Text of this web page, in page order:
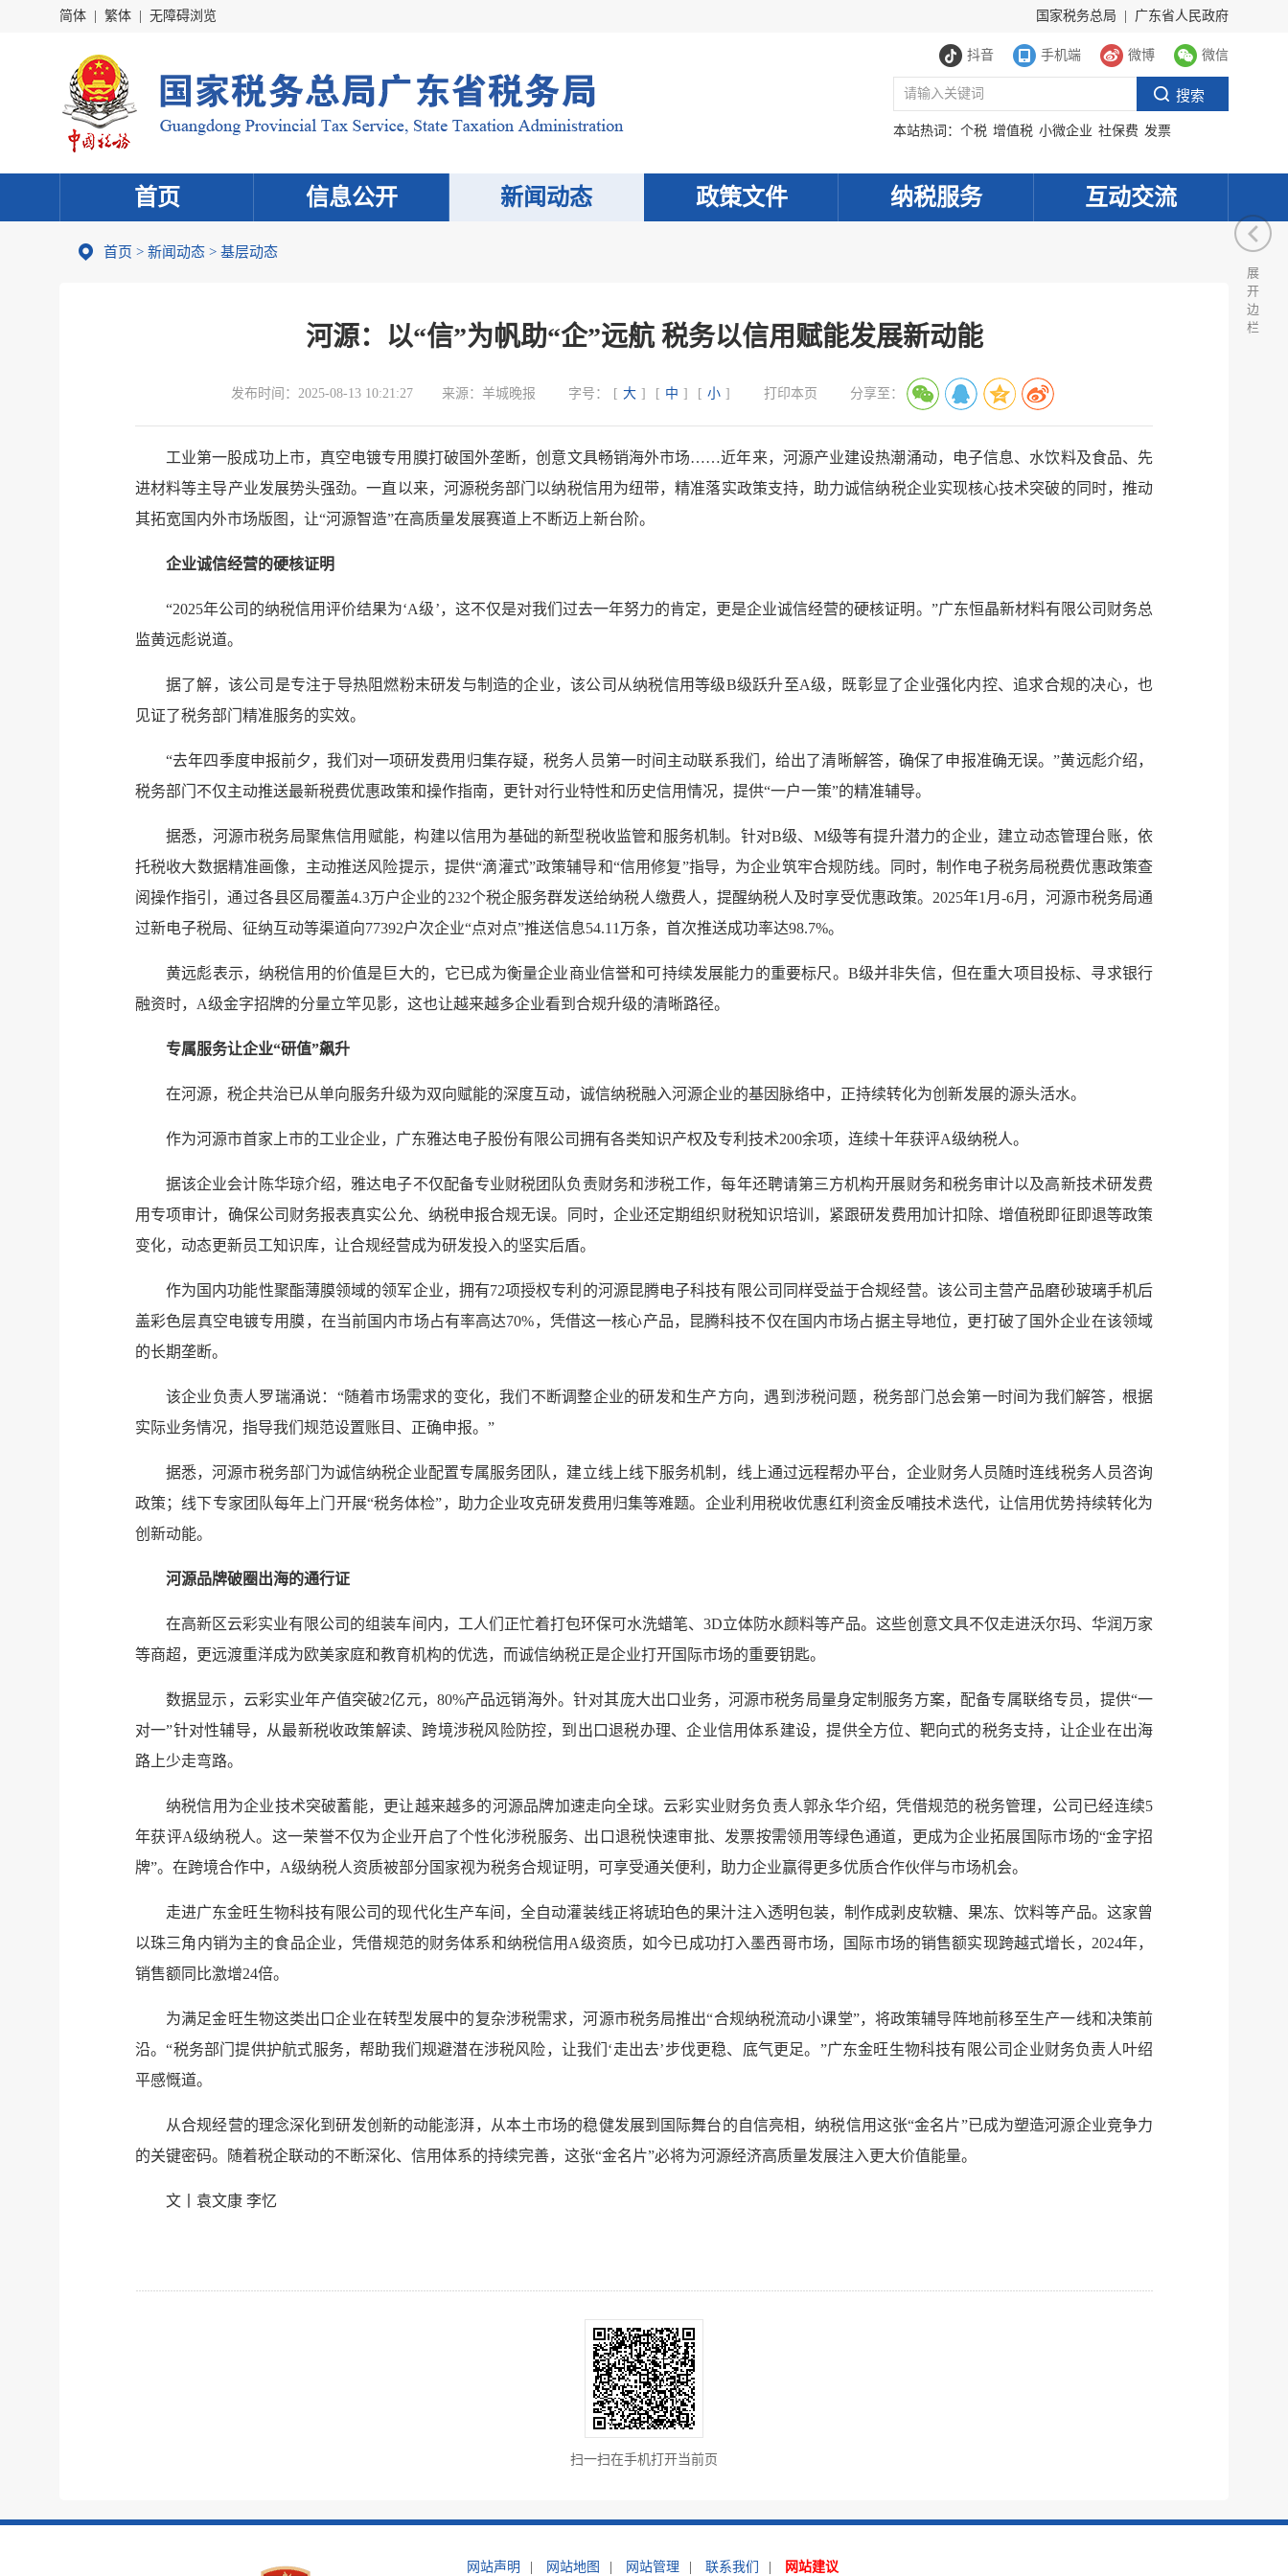
简体 繁体 无障碍浏览 国家税务总局 广东省人民政府
抖音 手机端 微博 微信
本站热词： 个税 增值税 小微企业 社保费 发票
首页 信息公开 新闻动态 政策文件 纳税服务 互动交流
首页 > 新闻动态 > 基层动态
河源：以“信”为帆助“企”远航 税务以信用赋能发展新动能
发布时间： 2025-08-13 10:21:27 来源： 羊城晚报 字号： [ 大 ] [ 中 ] [ 小 ] 打印本页 分享至：
工业第一股成功上市，真空电镀专用膜打破国外垄断，创意文具畅销海外市场……近年来，河源产业建设热潮涌动，电子信息、水饮料及食品、先
进材料等主导产业发展势头强劲。一直以来，河源税务部门以纳税信用为纽带，精准落实政策支持，助力诚信纳税企业实现核心技术突破的同时，推动
其拓宽国内外市场版图，让“河源智造”在高质量发展赛道上不断迈上新台阶。
企业诚信经营的硬核证明
“2025年公司的纳税信用评价结果为‘A级’，这不仅是对我们过去一年努力的肯定，更是企业诚信经营的硬核证明。”广东恒晶新材料有限公司财务总
监黄远彪说道。
据了解，该公司是专注于导热阻燃粉末研发与制造的企业，该公司从纳税信用等级B级跃升至A级，既彰显了企业强化内控、追求合规的决心，也
见证了税务部门精准服务的实效。
“去年四季度申报前夕，我们对一项研发费用归集存疑，税务人员第一时间主动联系我们，给出了清晰解答，确保了申报准确无误。”黄远彪介绍，
税务部门不仅主动推送最新税费优惠政策和操作指南，更针对行业特性和历史信用情况，提供“一户一策”的精准辅导。
据悉，河源市税务局聚焦信用赋能，构建以信用为基础的新型税收监管和服务机制。针对B级、M级等有提升潜力的企业，建立动态管理台账，依
托税收大数据精准画像，主动推送风险提示，提供“滴灌式”政策辅导和“信用修复”指导，为企业筑牢合规防线。同时，制作电子税务局税费优惠政策查
阅操作指引，通过各县区局覆盖4.3万户企业的232个税企服务群发送给纳税人缴费人，提醒纳税人及时享受优惠政策。2025年1月-6月，河源市税务局通
过新电子税局、征纳互动等渠道向77392户次企业“点对点”推送信息54.11万条，首次推送成功率达98.7%。
黄远彪表示，纳税信用的价值是巨大的，它已成为衡量企业商业信誉和可持续发展能力的重要标尺。B级并非失信，但在重大项目投标、寻求银行
融资时，A级金字招牌的分量立竿见影，这也让越来越多企业看到合规升级的清晰路径。
专属服务让企业“研值”飙升
在河源，税企共治已从单向服务升级为双向赋能的深度互动，诚信纳税融入河源企业的基因脉络中，正持续转化为创新发展的源头活水。
作为河源市首家上市的工业企业，广东雅达电子股份有限公司拥有各类知识产权及专利技术200余项，连续十年获评A级纳税人。
据该企业会计陈华琼介绍，雅达电子不仅配备专业财税团队负责财务和涉税工作，每年还聘请第三方机构开展财务和税务审计以及高新技术研发费
用专项审计，确保公司财务报表真实公允、纳税申报合规无误。同时，企业还定期组织财税知识培训，紧跟研发费用加计扣除、增值税即征即退等政策
变化，动态更新员工知识库，让合规经营成为研发投入的坚实后盾。
作为国内功能性聚酯薄膜领域的领军企业，拥有72项授权专利的河源昆腾电子科技有限公司同样受益于合规经营。该公司主营产品磨砂玻璃手机后
盖彩色层真空电镀专用膜，在当前国内市场占有率高达70%，凭借这一核心产品，昆腾科技不仅在国内市场占据主导地位，更打破了国外企业在该领域
的长期垄断。
该企业负责人罗瑞涌说：“随着市场需求的变化，我们不断调整企业的研发和生产方向，遇到涉税问题，税务部门总会第一时间为我们解答，根据
实际业务情况，指导我们规范设置账目、正确申报。”
据悉，河源市税务部门为诚信纳税企业配置专属服务团队，建立线上线下服务机制，线上通过远程帮办平台，企业财务人员随时连线税务人员咨询
政策；线下专家团队每年上门开展“税务体检”，助力企业攻克研发费用归集等难题。企业利用税收优惠红利资金反哺技术迭代，让信用优势持续转化为
创新动能。
河源品牌破圈出海的通行证
在高新区云彩实业有限公司的组装车间内，工人们正忙着打包环保可水洗蜡笔、3D立体防水颜料等产品。这些创意文具不仅走进沃尔玛、华润万家
等商超，更远渡重洋成为欧美家庭和教育机构的优选，而诚信纳税正是企业打开国际市场的重要钥匙。
数据显示，云彩实业年产值突破2亿元，80%产品远销海外。针对其庞大出口业务，河源市税务局量身定制服务方案，配备专属联络专员，提供“一
对一”针对性辅导，从最新税收政策解读、跨境涉税风险防控，到出口退税办理、企业信用体系建设，提供全方位、靶向式的税务支持，让企业在出海
路上少走弯路。
纳税信用为企业技术突破蓄能，更让越来越多的河源品牌加速走向全球。云彩实业财务负责人郭永华介绍，凭借规范的税务管理，公司已经连续5
年获评A级纳税人。这一荣誉不仅为企业开启了个性化涉税服务、出口退税快速审批、发票按需领用等绿色通道，更成为企业拓展国际市场的“金字招
牌”。在跨境合作中，A级纳税人资质被部分国家视为税务合规证明，可享受通关便利，助力企业赢得更多优质合作伙伴与市场机会。
走进广东金旺生物科技有限公司的现代化生产车间，全自动灌装线正将琥珀色的果汁注入透明包装，制作成剥皮软糖、果冻、饮料等产品。这家曾
以珠三角内销为主的食品企业，凭借规范的财务体系和纳税信用A级资质，如今已成功打入墨西哥市场，国际市场的销售额实现跨越式增长，2024年，
销售额同比激增24倍。
为满足金旺生物这类出口企业在转型发展中的复杂涉税需求，河源市税务局推出“合规纳税流动小课堂”，将政策辅导阵地前移至生产一线和决策前
沿。“税务部门提供护航式服务，帮助我们规避潜在涉税风险，让我们‘走出去’步伐更稳、底气更足。”广东金旺生物科技有限公司企业财务负责人叶绍
平感慨道。
从合规经营的理念深化到研发创新的动能澎湃，从本土市场的稳健发展到国际舞台的自信亮相，纳税信用这张“金名片”已成为塑造河源企业竞争力
的关键密码。随着税企联动的不断深化、信用体系的持续完善，这张“金名片”必将为河源经济高质量发展注入更大价值能量。
文丨袁文康 李忆
扫一扫在手机打开当前页
网站声明 网站地图 网站管理 联系我们 网站建议
展
开
边
栏